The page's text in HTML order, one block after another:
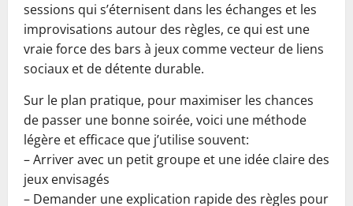
sessions qui s’éternisent dans les échanges et les
improvisations autour des règles, ce qui est une
vraie force des bars à jeux comme vecteur de liens
sociaux et de détente durable.
Sur le plan pratique, pour maximiser les chances
de passer une bonne soirée, voici une méthode
légère et efficace que j’utilise souvent:
– Arriver avec un petit groupe et une idée claire des
jeux envisagés
– Demander une explication rapide des règles pour